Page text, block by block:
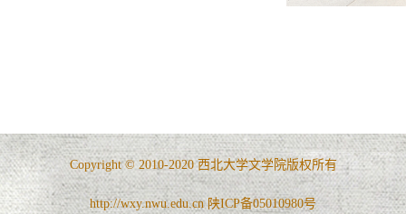
Copyright © 2010-2020 西北大学文学院版权所有
http://wxy.nwu.edu.cn 陕ICP备05010980号